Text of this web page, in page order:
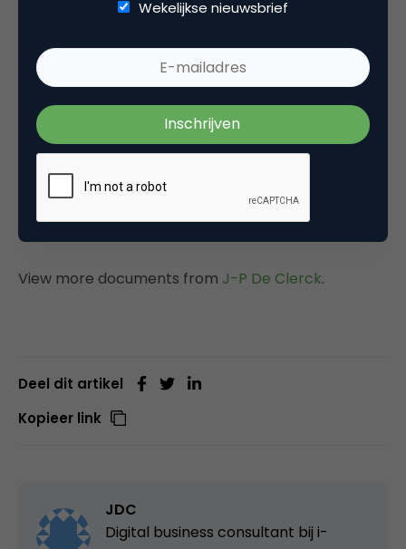
View more documents from J-P De Clerck.
Deel dit artikel
Kopieer link
JDC
Digital business consultant bij i-
Wekelijkse nieuwsbrief